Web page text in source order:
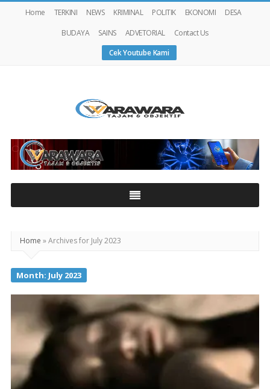
Home TERKINI NEWS KRIMINAL POLITIK EKONOMI
DESA
BUDAYA
SAINS ADVETORIAL
Contact Us
Cek Youtube Kami
Warawaranews
Home »Archives for July 2023
Month: July 2023